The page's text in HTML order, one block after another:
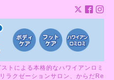
トによる本格的なハワイアンロミ
ラクゼーションサロン、からだRe